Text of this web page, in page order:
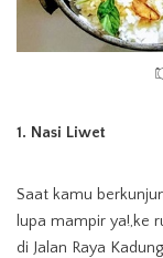
1. Nasi Liwet
Saat kamu
lupa mampir ya!,ke
di Jalan Raya